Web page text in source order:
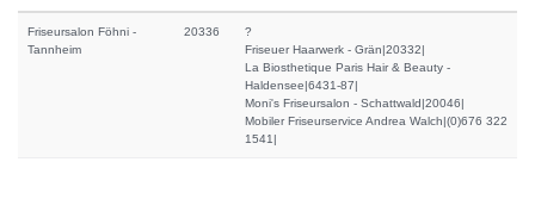
Friseursalon Föhni -
Tannheim
20336
?
Friseuer Haarwerk - Grän|20332|
La Biosthetique Paris Hair & Beauty -
Haldensee|6431-87|
Moni's Friseursalon - Schattwald|20046|
Mobiler Friseurservice Andrea Walch|(0)676 322
1541|